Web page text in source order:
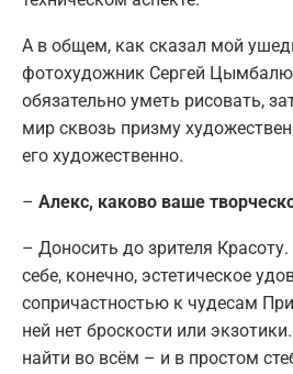
А в общем, как сказал мой
фотохудожник Сергей
обязательно уметь рисовать,
мир сквозь призму
его художественно.
– Алекс, каково ваше
– Доносить до зрителя
себе, конечно, эстетическое
сопричастностью к чудесам
ней нет броскости или
найти во всём – и в простом